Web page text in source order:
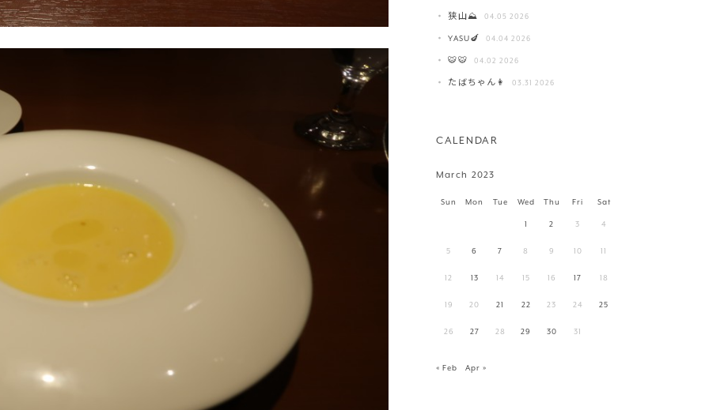
狭山⛰️ 04.05 2026
YASU🍆 04.04 2026
🐯🐯 04.02 2026
たばちゃん👩 03.31 2026
CALENDAR
March 2023
Sun Mon Tue Wed Thu Fri Sat
1 2 3 4
5 6 7 8 9 10 11
12 13 14 15 16 17 18
19 20 21 22 23 24 25
26 27 28 29 30 31
« Feb Apr »